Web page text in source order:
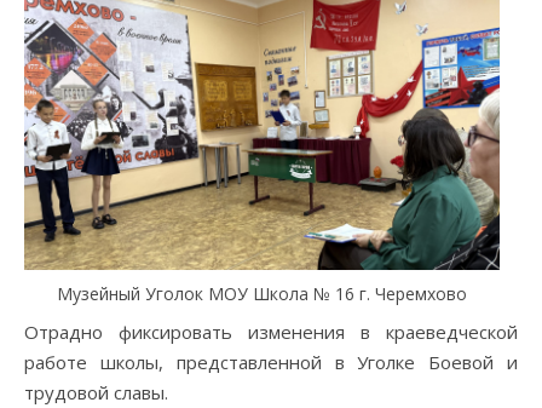
Музейный Уголок МОУ Школа № 16 г. Черемхово
Отрадно фиксировать изменения в краеведческой
работе школы, представленной в Уголке Боевой и
трудовой славы.